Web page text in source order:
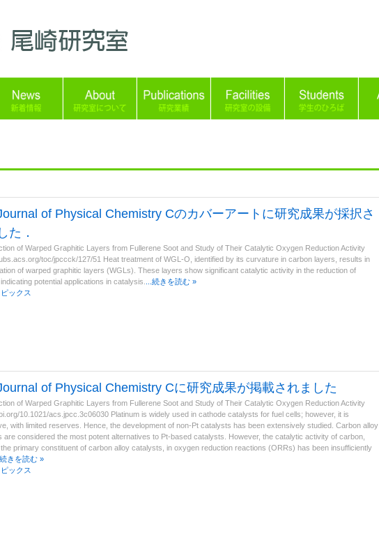
of Physical Chemistry Cのカバーアートに研究成果が採択さ
た．
of Warped Graphitic Layers from Fullerene Soot and Study of Their Catalytic Oxygen Reduction Activity
toc/jpccck/127/51 Heat treatment of WGL-O, identified by its curvature in carbon layers, results in
of warped graphitic layers (WGLs). These layers show significant catalytic activity in the reduction of
potential applications in catalysis.
...続きを読む »
ピックス
of Physical Chemistry Cに研究成果が掲載されました
of Warped Graphitic Layers from Fullerene Soot and Study of Their Catalytic Oxygen Reduction Activity
10.1021/acs.jpcc.3c06030 Platinum is widely used in cathode catalysts for fuel cells; however, it is
with limited reserves. Hence, the development of non-Pt catalysts has been extensively studied. Carbon alloy
are considered the most potent alternatives to Pt-based catalysts. However, the catalytic activity of carbon,
primary constituent of carbon alloy catalysts, in oxygen reduction reactions (ORRs) has been insufficiently
続きを読む »
ピックス